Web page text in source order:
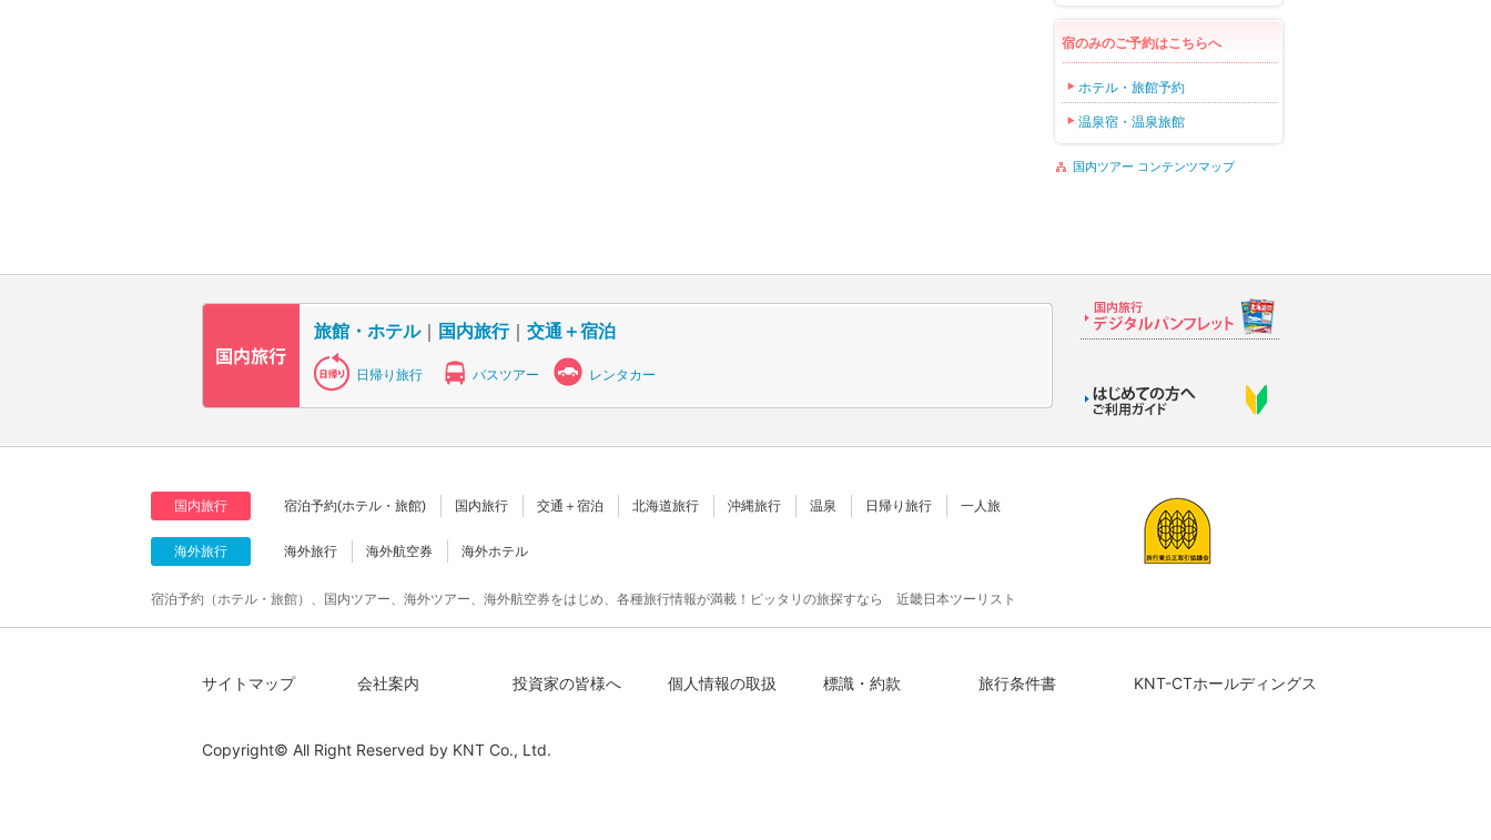
宿のみのご予約はこちらへ
ホテル・旅館予約
温泉宿・温泉旅館
国内ツアー コンテンツマップ
旅館・ホテル｜ 国内旅行｜ 交通＋宿泊
日帰り旅行 バスツアー レンタカー
国内旅行 宿泊予約(ホテル・旅館) 国内旅行 交通＋宿泊 北海道旅行 沖縄旅行 温泉 日帰り旅行 一人旅
海外旅行 海外旅行 海外航空券 海外ホテル
宿泊予約（ホテル・旅館）、国内ツアー、海外ツアー、海外航空券をはじめ、各種旅行情報が満載！ピッタリの旅探すなら 近畿日本ツーリスト
サイトマップ 会社案内 投資家の皆様へ 個人情報の取扱 標識・約款 旅行条件書 KNT-CTホールディングス
Copyright© All Right Reserved by KNT Co., Ltd.